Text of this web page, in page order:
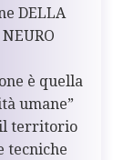
DELLA
è quella
umane”
il territorio
tecniche